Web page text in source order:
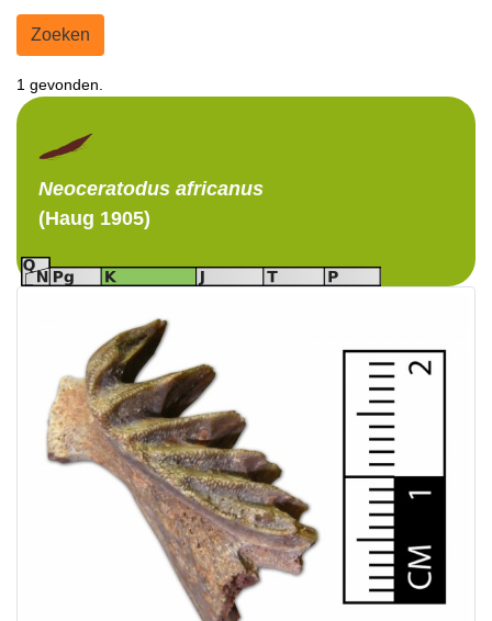
Zoeken
1 gevonden.
Neoceratodus africanus
(Haug 1905)